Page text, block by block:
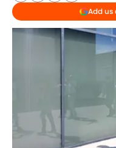
Add us